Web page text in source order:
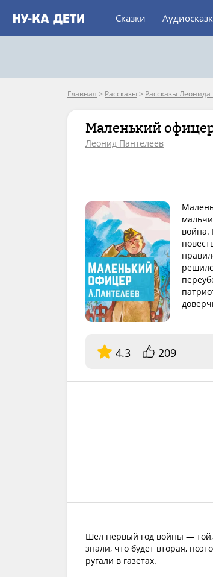
Сказки
Главная > Рассказы > Рассказы
Маленький
Леонид Пантелеев
война.
4.3 209
Шел первый год войны — той,
знали, что будет вторая,
ругали в газетах.